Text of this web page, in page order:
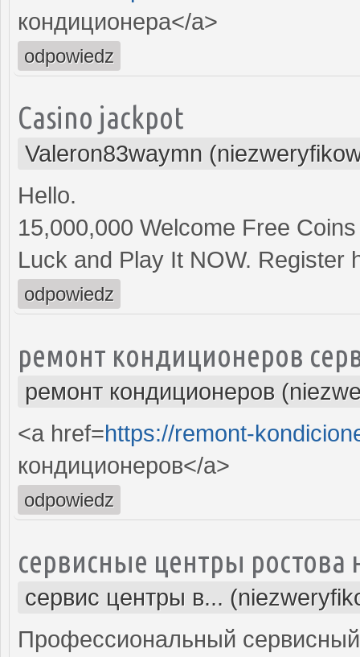
кондиционера</a>
odpowiedz
Casino jackpot
Valeron83waymn
Hello.
15,000,000 Welcome Free
Luck and Play It NOW. Register
odpowiedz
ремонт кондиционеров
ремонт кондиционеров
<a href=https://remont-
кондиционеров</a>
odpowiedz
сервисные центры ростова
сервис центры в...
Профессиональный